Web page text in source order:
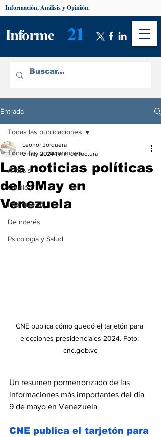
Informe 21
Información, Análisis y Opinión.
Entrada
Todas las publicaciones
Análisis
Opinión
Información
De interés
Psicología y Salud
Todas las publicaciones
Las noticias políticas
del 9May en
Venezuela
Leonor Jorquera
9 may 2024 1 min de lectura
CNE publica cómo quedó el tarjetón para
elecciones presidenciales 2024. Foto:
cne.gob.ve
Un resumen pormenorizado de las
informaciones más importantes del día
9 de mayo en Venezuela
CNE publica el tarjetón para